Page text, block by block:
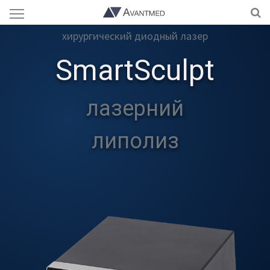
хирургический диодный лазер
SmartSculpt
лазерний
липолиз